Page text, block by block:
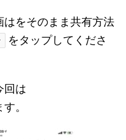
をそのまま共有方法
をタップしてくださ
回は
。